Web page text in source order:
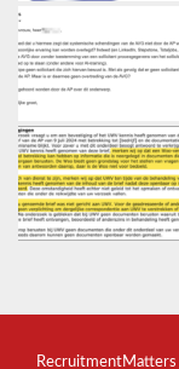
RecruitmentMatters